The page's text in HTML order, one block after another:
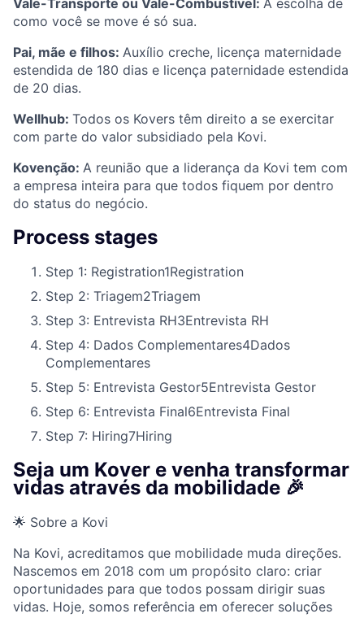
Vale-Transporte ou Vale-Combustível: A escolha de
como você se move é só sua.
Pai, mãe e filhos: Auxílio creche, licença maternidade
estendida de 180 dias e licença paternidade estendida
de 20 dias.
Wellhub: Todos os Kovers têm direito a se exercitar
com parte do valor subsidiado pela Kovi.
Kovenção: A reunião que a liderança da Kovi tem com
a empresa inteira para que todos fiquem por dentro
do status do negócio.
Process stages
Step 1: Registration1Registration
Step 2: Triagem2Triagem
Step 3: Entrevista RH3Entrevista RH
Step 4: Dados Complementares4Dados
Complementares
Step 5: Entrevista Gestor5Entrevista Gestor
Step 6: Entrevista Final6Entrevista Final
Step 7: Hiring7Hiring
Seja um Kover e venha transformar
vidas através da mobilidade 🎉
🌟 Sobre a Kovi
Na Kovi, acreditamos que mobilidade muda direções.
Nascemos em 2018 com um propósito claro: criar
oportunidades para que todos possam dirigir suas
vidas. Hoje, somos referência em oferecer soluções